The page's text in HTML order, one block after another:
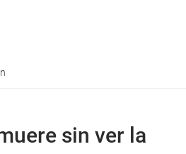
sin ver la